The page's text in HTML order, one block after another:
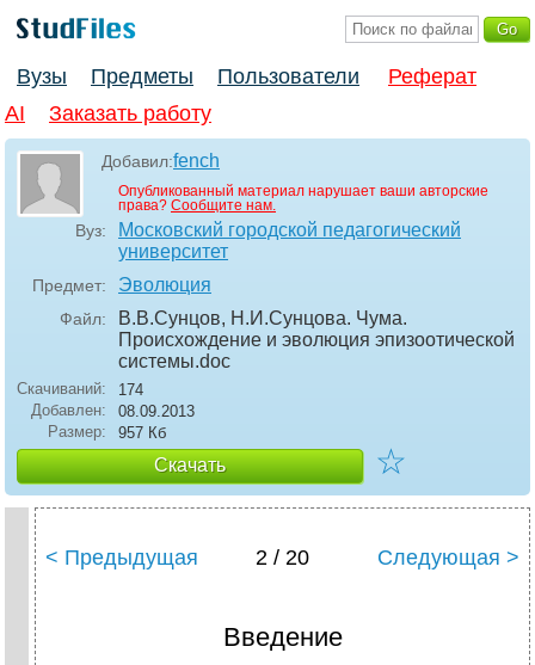
Вузы Предметы Пользователи
Реферат
AI
Заказать работу
Добавил:fench
Опубликованный материал нарушает ваши авторские
права? Сообщите нам.
Вуз:
Московский городской педагогический
университет
Предмет: Эволюция
Файл:
В.В.Сунцов, Н.И.Сунцова. Чума.
Происхождение и эволюция эпизоотической
системы.doc
Скачиваний:
174
Добавлен:
08.09.2013
Размер:
957 Кб
Скачать ☆
< Предыдущая 2 / 20 Следующая >
Введение